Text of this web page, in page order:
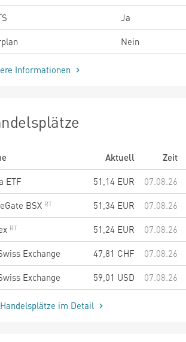
Ja
Nein
Informationen
Aktuell
Zeit
ETF
51,14 EUR
07.08.26
BSX
51,34 EUR
07.08.26
51,24 EUR
07.08.26
Exchange
47,81 CHF
07.08.26
Exchange
59,01 USD 07.08.26
im Detail